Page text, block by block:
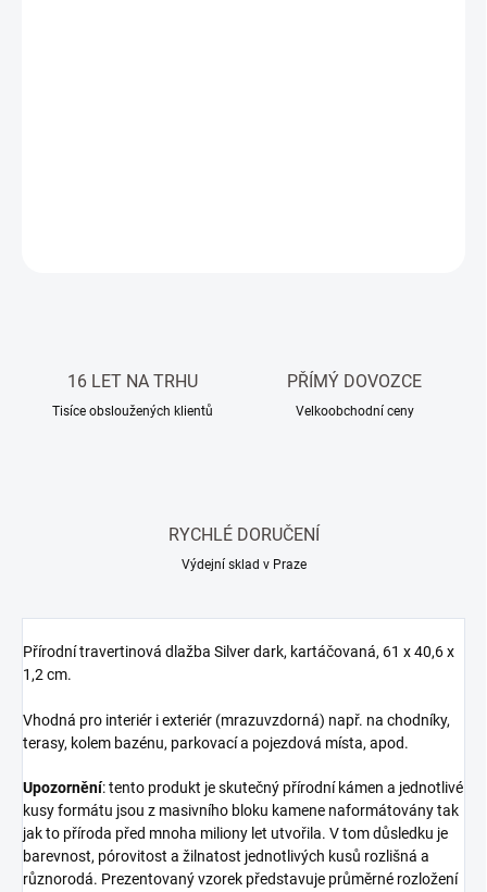
16 LET NA TRHU
Tisíce obsloužených klientů
PŘÍMÝ DOVOZCE
Velkoobchodní ceny
RYCHLÉ DORUČENÍ
Výdejní sklad v Praze
Přírodní travertinová dlažba Silver dark, kartáčovaná, 61 x 40,6 x
1,2 cm.
Vhodná pro interiér i exteriér (mrazuvzdorná) např. na chodníky,
terasy, kolem bazénu, parkovací a pojezdová místa, apod.
Upozornění:tento produkt je skutečný přírodní kámen a jednotlivé
kusy formátu jsou z masivního bloku kamene naformátovány tak
jak to příroda před mnoha miliony let utvořila. V tom důsledku je
barevnost, pórovitost a žilnatost jednotlivých kusů rozlišná a
různorodá. Prezentovaný vzorek představuje průměrné rozložení